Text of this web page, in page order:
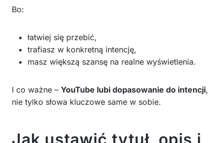
Bo:
łatwiej się przebić,
trafiasz w konkretną intencję,
masz większą szansę na realne wyświetlenia.
I co ważne – YouTube lubi dopasowanie do intencji,
nie tylko słowa kluczowe same w sobie.